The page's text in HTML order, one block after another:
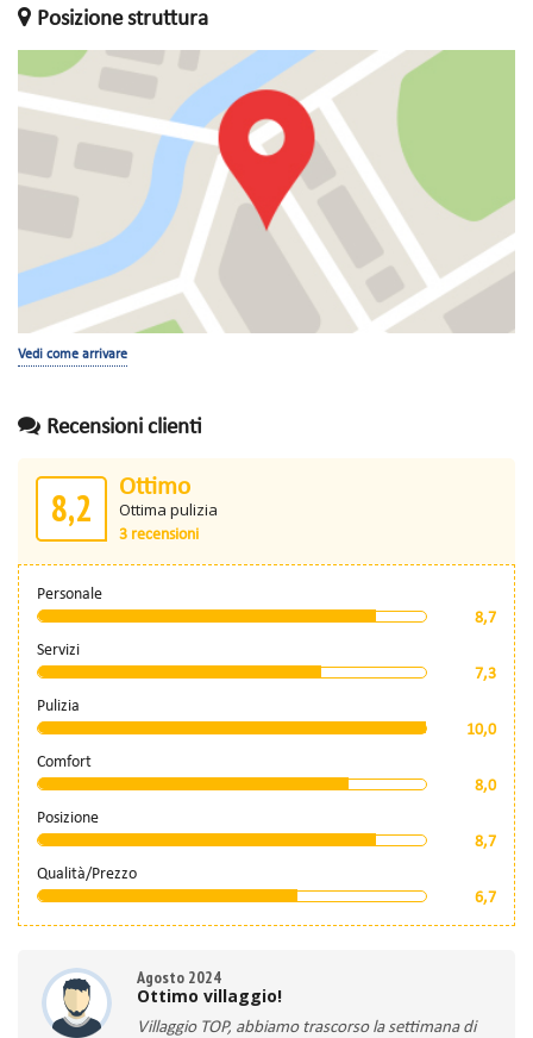
Posizione struttura
Vedi come arrivare
Recensioni clienti
8,2 Ottimo
Ottima pulizia
3 recensioni
Personale
8,7
Servizi
7,3
Pulizia
10,0
Comfort
8,0
Posizione
8,7
Qualità/Prezzo
6,7
Agosto 2024
Ottimo villaggio!
Villaggio TOP, abbiamo trascorso la settimana di